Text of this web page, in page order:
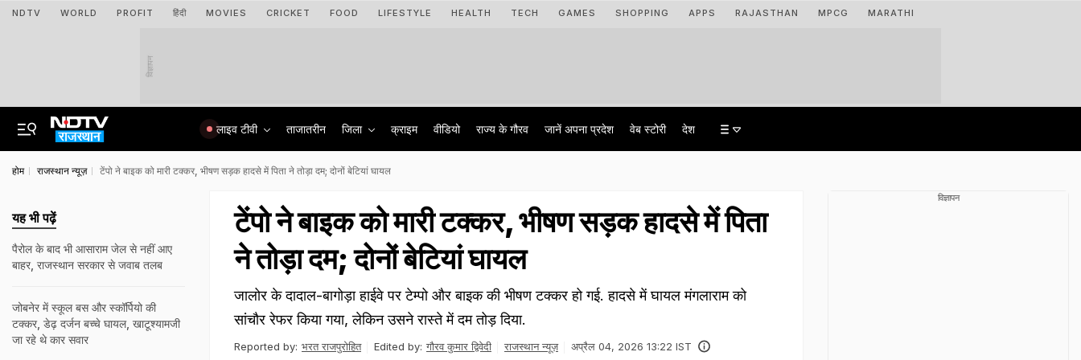
NDTV WORLD PROFIT हिंदी MOVIES CRICKET FOOD LIFESTYLE HEALTH TECH GAMES SHOPPING APPS RAJASTHAN MPCG MARATHI
विज्ञापन
लाइव टीवी ताजातरीन जिला क्राइम वीडियो राज्‍य के गौरव जानें अपना प्रदेश वेब स्टोरी देश
होम राजस्थान न्यूज़ टेंपो ने बाइक को मारी टक्कर, भीषण सड़क हादसे में पिता ने तोड़ा दम; दोनों बेटियां घायल
टेंपो ने बाइक को मारी टक्कर, भीषण सड़क हादसे में पिता
ने तोड़ा दम; दोनों बेटियां घायल
जालोर के दादाल-बागोड़ा हाईवे पर टेम्पो और बाइक की भीषण टक्कर हो गई. हादसे में घायल मंगलाराम को
सांचौर रेफर किया गया, लेकिन उसने रास्ते में दम तोड़ दिया.
Reported by: भरत राजपुरोहित Edited by: गौरव कुमार द्विवेदी राजस्थान न्यूज़ अप्रैल 04, 2026 13:22 IST
यह भी पढ़ें
पैरोल के बाद भी आसाराम जेल से नहीं आए
बाहर, राजस्‍थान सरकार से जवाब तलब
जोबनेर में स्कूल बस और स्कॉर्पियो की
टक्‍कर, डेढ़ दर्जन बच्चे घायल, खाटूश्यामजी
जा रहे थे कार सवार
विज्ञापन